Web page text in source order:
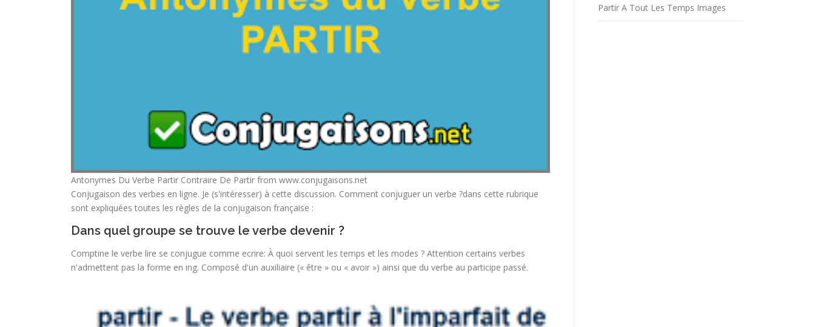
Antonymes Du Verbe Partir Contraire De Partir from www.conjugaisons.net
Conjugaison des verbes en ligne. Je (s'intéresser) à cette discussion. Comment conjuguer un verbe ?dans cette rubrique
sont expliquées toutes les règles de la conjugaison française :
Dans quel groupe se trouve le verbe devenir ?
Comptine le verbe lire se conjugue comme ecrire: À quoi servent les temps et les modes ? Attention certains verbes
n'admettent pas la forme en ing. Composé d'un auxiliaire (« être » ou « avoir ») ainsi que du verbe au participe passé.
Partir A Tout Les Temps Images